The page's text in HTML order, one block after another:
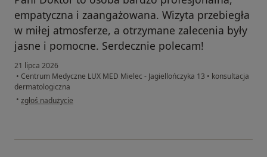
empatyczna i zaangażowana. Wizyta przebiegła
w miłej atmosferze, a otrzymane zalecenia były
jasne i pomocne. Serdecznie polecam!
21 lipca 2026
• Centrum Medyczne LUX MED Mielec - Jagiellończyka 13 • konsultacja
dermatologiczna
• w opinii użytkownika Mateusz
zgłoś nadużycie